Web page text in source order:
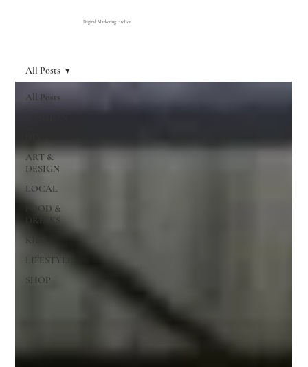
Digital Marketing Atelier
All Posts
ART &
DESIGN
LOCAL
FOOD &
DRINKS
LIFESTYLE
SHOP
All Posts